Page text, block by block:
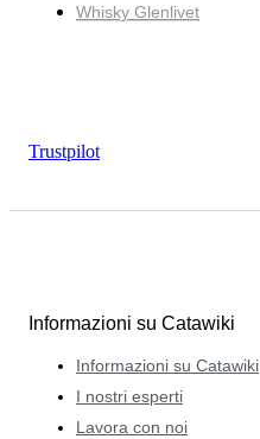
Whisky Glenlivet
Trustpilot
Informazioni su Catawiki
Informazioni su Catawiki
I nostri esperti
Lavora con noi